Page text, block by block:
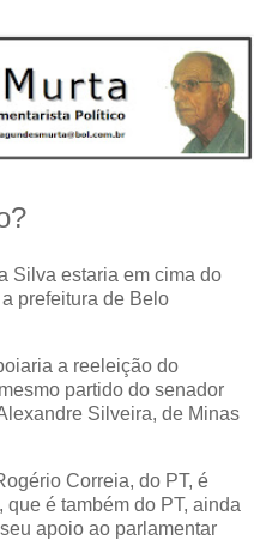
Silva estaria em cima do
prefeitura de Belo
a reeleição do
partido do senador
Silveira, de Minas
Correia, do PT, é
é também do PT, ainda
apoio ao parlamentar